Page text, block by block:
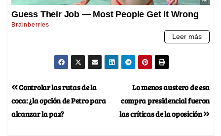
Lo menos austero de esa
compra presidencial fueron
las críticas de la oposición
Controlar las rutas de la
coca: ¿la opción de Petro para
alcanzar la paz?